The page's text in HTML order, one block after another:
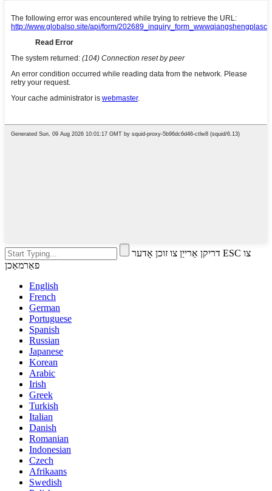
דריקן אַרייַן צו זוכן אָדער ESC צו
פאַרמאַכן
English
French
German
Portuguese
Spanish
Russian
Japanese
Korean
Arabic
Irish
Greek
Turkish
Italian
Danish
Romanian
Indonesian
Czech
Afrikaans
Swedish